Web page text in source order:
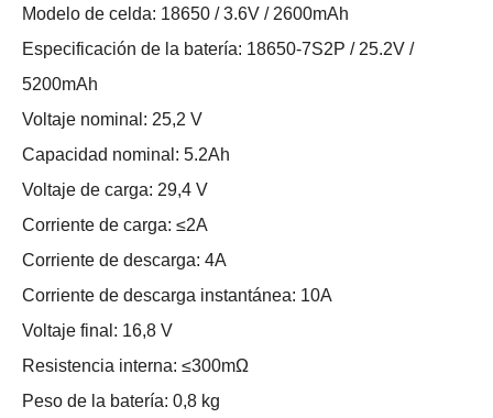
Modelo de celda: 18650 / 3.6V / 2600mAh
Especificación de la batería: 18650-7S2P / 25.2V /
5200mAh
Voltaje nominal: 25,2 V
Capacidad nominal: 5.2Ah
Voltaje de carga: 29,4 V
Corriente de carga: ≤2A
Corriente de descarga: 4A
Corriente de descarga instantánea: 10A
Voltaje final: 16,8 V
Resistencia interna: ≤300mΩ
Peso de la batería: 0,8 kg